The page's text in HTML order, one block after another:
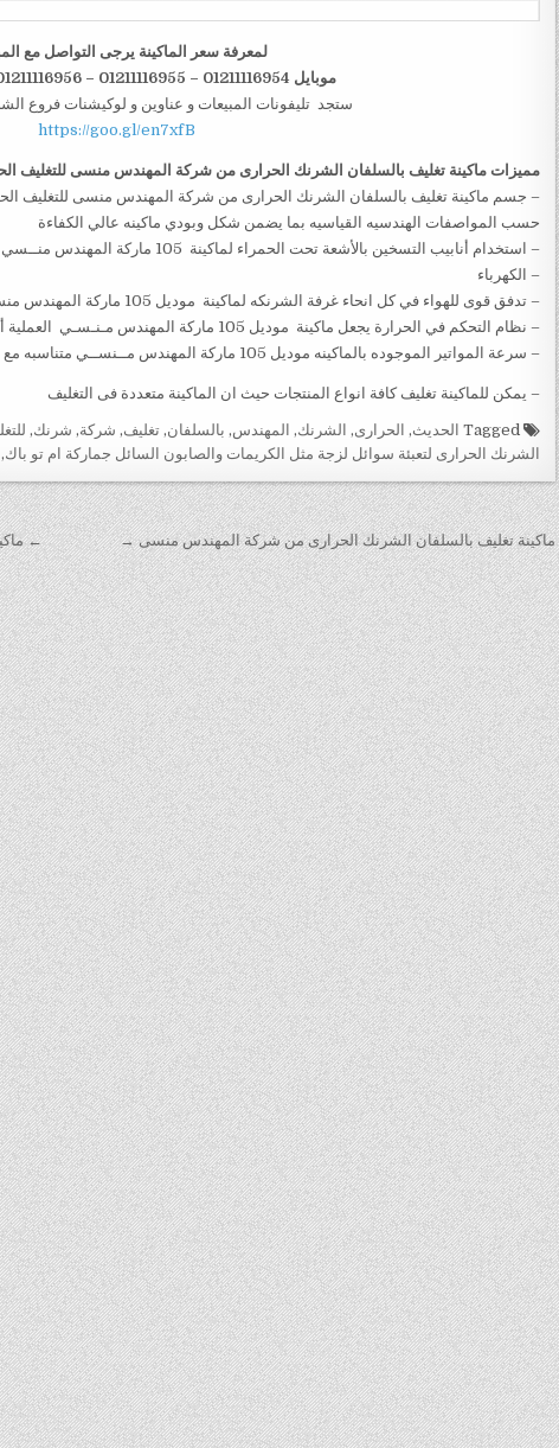
لمعرفة سعر الماكينة يرجى التواصل مع
موبايل 01211116954 – 01211116955 – 01211116956–01211116958
ستجد تليفونات المبيعات و عناوين و لوكيشنات فروع
https://goo.gl/en7xfB
مميزات ماكينة تغليف بالسلفان الشرنك الحرارى من شركة المهندس منسى للتغليف
حسب المواصفات الهندسيه القياسيه بما يضمن شكل وبودي ماكينه عالي الكفاءة
– استخدام أنابيب التسخين بالأشعة تحت
– الكهرباء
– تدفق قوى للهواء في كل انحاء غرفة الشرنكه لماكينة موديل 105 ماركة المهندس منســي لتأكيد التوزيع الممتاز للحرارة
– نظام التحكم في الحرارة يجعل ماكينة موديل 105 ماركة المهندس مـنـسـي العملية أكثر سهولة
– سرعة المواتير الموجوده بالماكينه موديل 105 ماركة المهندس مــنســي متناسبه مع بعضها البعض
– يمكن للماكينة تغليف كافة انواع المنتجات حيث ان الماكينة متعددة فى التغليف
Tagged الحديث, الحرارى, الشرنك, المهندس, بالسلفان, تغليف, شركة, شرنك,
الشرنك الحرارى لتعبئة سوائل لزجة مثل الكريمات والصابون السائل جماركة ام تو باك,
تصفّح
المقالات
← ماكينة تغليف بالسلفان الشرنك الحرارى من شركة المهندس منسى →